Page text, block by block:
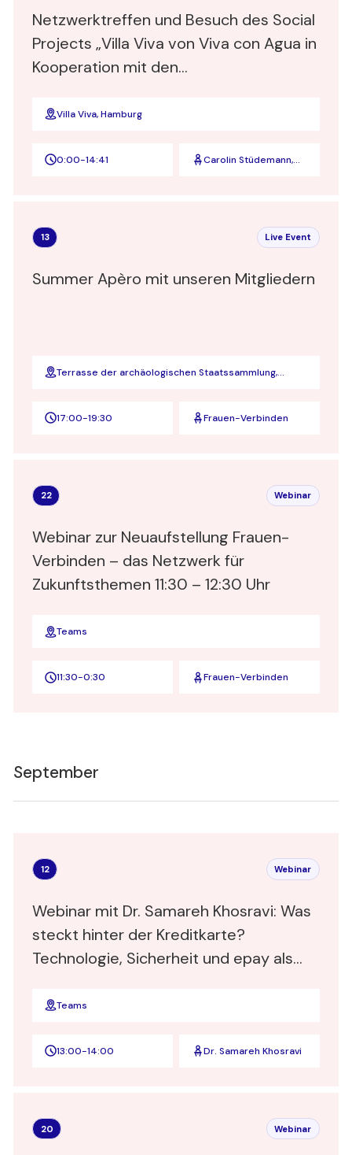
Netzwerktreffen und Besuch des Social
Projects „Villa Viva von Viva con Agua in
Kooperation mit den
Villa Viva, Hamburg
0:00-14:41
Carolin Stüdemann,
13 Live Event
Summer Apèro mit unseren Mitgliedern
Terrasse der archäologischen Staatssammlung,
17:00-19:30 Frauen-Verbinden
22 Webinar
Webinar zur Neuaufstellung Frauen-
Verbinden – das Netzwerk für
Zukunftsthemen 11:30 – 12:30 Uhr
Teams
11:30-0:30 Frauen-Verbinden
September
12 Webinar
Webinar mit Dr. Samareh Khosravi: Was
steckt hinter der Kreditkarte?
Technologie, Sicherheit und epay als
Kreditkartenanbieter
Teams
13:00-14:00 Dr. Samareh Khosravi
20 Webinar